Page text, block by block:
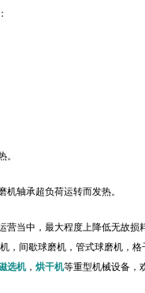
轴承超负荷运转而发热。
当中，最大程度上降低无故损
，间歇球磨机，管式球磨机，格
选机， 烘干机等重型机械设备，